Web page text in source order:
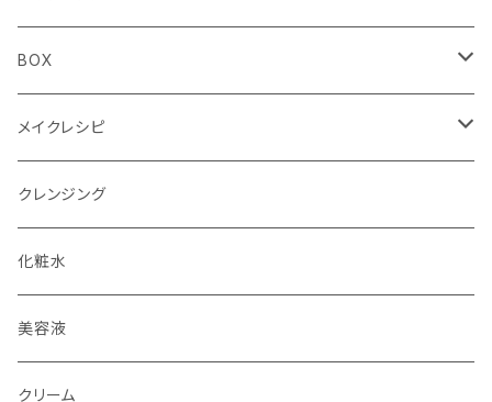
BR（ブラウン）
フェイスブラシ
チークブラシ
アイシャドウブラシ（M）
アイシャドウブラシ（S）
アイブロウブラシ
スクリューブラシ
BOX
単色用BOX
4色パレット用BOX
全色メイクパレット用BOX
メイクレシピ
メイクレシピ20枚入り
メイクレシピ50枚入り
クレンジング
化粧水
美容液
クリーム